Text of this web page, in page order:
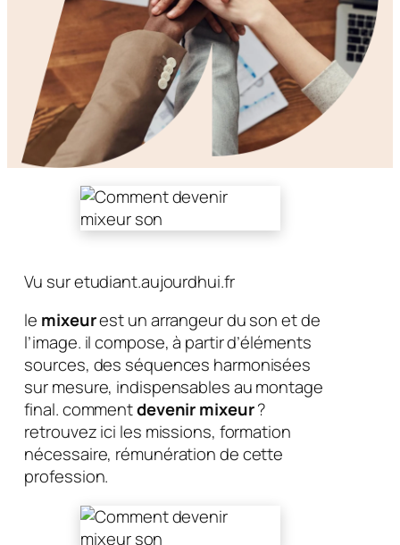
Vu sur etudiant.aujourdhui.fr
le mixeurest un arrangeur du son et de
l’image. il compose, à partir d’éléments
sources, des séquences harmonisées
sur mesure, indispensables au montage
final. commentdevenir mixeur?
retrouvez ici les missions, formation
nécessaire, rémunération de cette
profession.